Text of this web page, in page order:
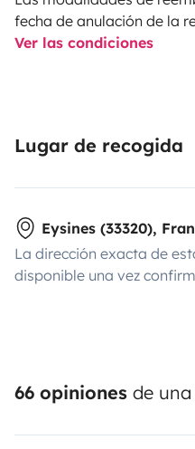
fecha de anulación de la
Ver las condiciones
Lugar de recogida
Eysines (33320),
La dirección exacta de
disponible una vez
66 opiniones de